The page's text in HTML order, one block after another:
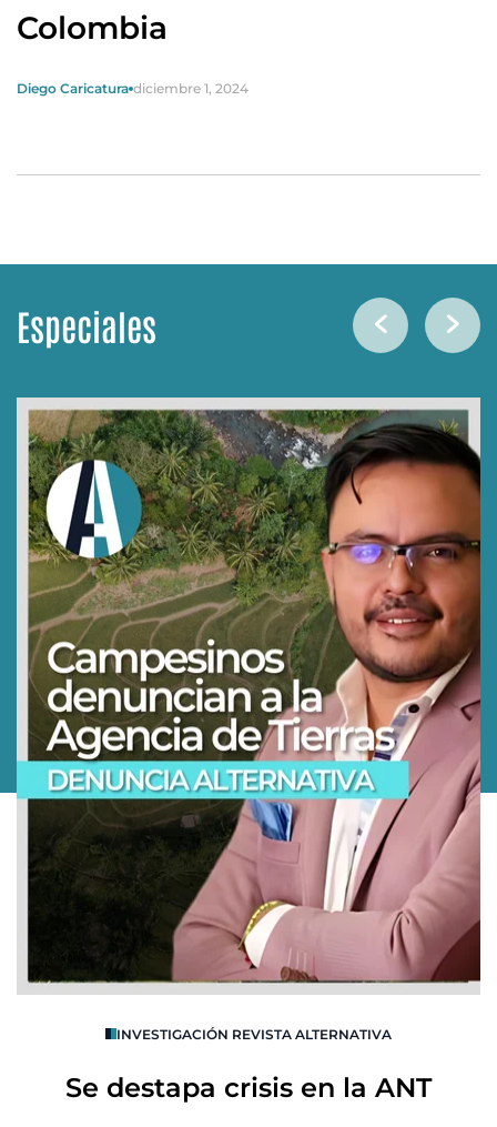
Colombia
Diego Caricatura diciembre 1, 2024
Especiales
INVESTIGACIÓN REVISTA ALTERNATIVA
Se destapa crisis en la ANT